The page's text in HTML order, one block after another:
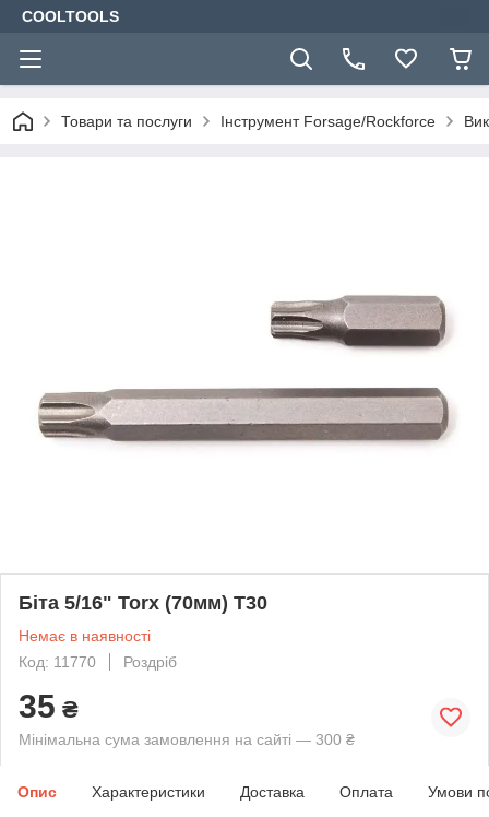
COOLTOOLS
Товари та послуги Інструмент Forsage/Rockforce
Біта 5/16" Torx (70мм) T30
Немає в наявності
Код: 11770
Роздріб
35 ₴
Мінімальна сума замовлення на сайті — 300 ₴
Опис Характеристики Доставка Оплата Умови